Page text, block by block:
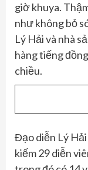
giờ khuya.
như không bỏ
Lý Hải và nhà
hàng tiếng
chiều.
Đạo diễn Lý Hải
kiếm 29 diễn